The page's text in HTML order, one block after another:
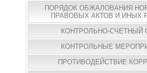
ПОРЯДОК ОБЖАЛОВАНИЯ
ПРАВОВЫХ АКТОВ И ИНЫХ
КОНТРОЛЬНО-СЧЕТНЫЙ
КОНТРОЛЬНЫЕ
ПРОТИВОДЕЙСТВИЕ